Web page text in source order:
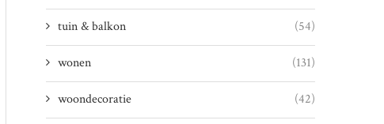
tuin & balkon (54)
wonen (131)
woondecoratie (42)